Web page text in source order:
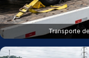
Transporte